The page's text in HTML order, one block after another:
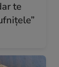
te